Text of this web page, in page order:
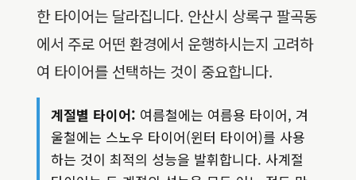
한 타이어는 달라집니다. 안산시 상록구 팔곡동
에서 주로 어떤 환경에서 운행하시는지 고려하
여 타이어를 선택하는 것이 중요합니다.
계절별 타이어: 여름철에는 여름용 타이어, 겨
울철에는 스노우 타이어(윈터 타이어)를 사용
하는 것이 최적의 성능을 발휘합니다. 사계절